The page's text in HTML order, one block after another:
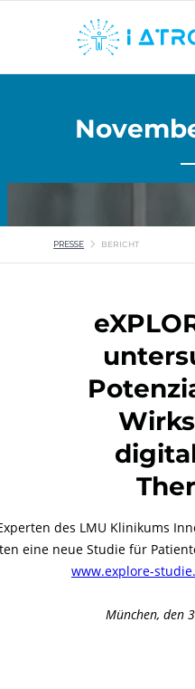
PRESSE BERICHT
des LMU Klinikums
eine neue Studie für
www.explore-
München, den